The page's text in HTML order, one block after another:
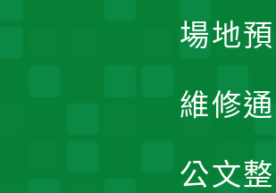
場地
維修
公文